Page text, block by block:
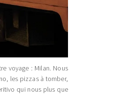
voyage : Milan. Nous
les pizzas à tomber,
qui nous plus que